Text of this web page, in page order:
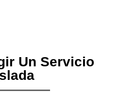
Un Servicio